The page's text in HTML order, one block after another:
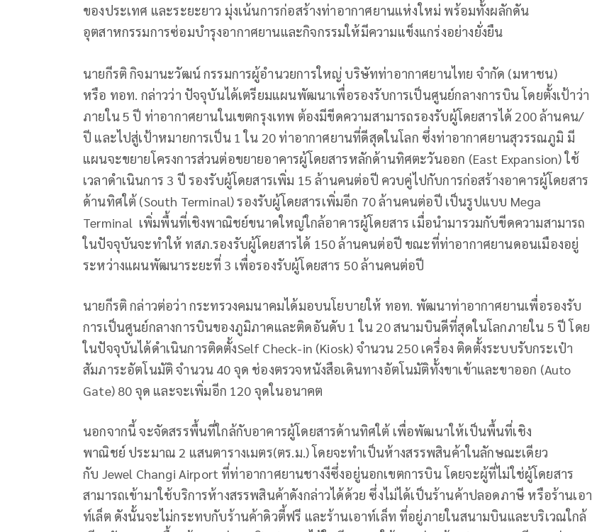
ของประเทศ และระยะยาว มุ่งเน้นการก่อสร้างท่าอากาศยานแห่งใหม่ พร้อมทั้งผลักดัน
อุตสาหกรรมการซ่อมบำรุงอากาศยานและกิจกรรมให้มีความแข็งแกร่งอย่างยั่งยืน
นายกีรติ กิจมานะวัฒน์ กรรมการผู้อำนวยการใหญ่ บริษัทท่าอากาศยานไทย จำกัด (มหาชน)
หรือ ทอท. กล่าวว่า ปัจจุบันได้เตรียมแผนพัฒนาเพื่อรองรับการเป็นศูนย์กลางการบิน โดยตั้งเป้าว่า
ภายใน 5 ปี ท่าอากาศยานในเขตกรุงเทพ ต้องมีขีดความสามารถรองรับผู้โดยสารได้ 200 ล้านคน/
ปี และไปสู่เป้าหมายการเป็น 1 ใน 20 ท่าอากาศยานที่ดีสุดในโลก ซึ่งท่าอากาศยานสุวรรณภูมิ มี
แผนจะขยายโครงการส่วนต่อขยายอาคารผู้โดยสารหลักด้านทิศตะวันออก (East Expansion) ใช้
เวลาดำเนินการ 3 ปี รองรับผู้โดยสารเพิ่ม 15 ล้านคนต่อปี ควบคู่ไปกับการก่อสร้างอาคารผู้โดยสาร
ด้านทิศใต้ (South Terminal) รองรับผู้โดยสารเพิ่มอีก 70 ล้านคนต่อปี เป็นรูปแบบ Mega
Terminal เพิ่มพื้นที่เชิงพาณิชย์ขนาดใหญ่ใกล้อาคารผู้โดยสาร เมื่อนำมารวมกับขีดความสามารถ
ในปัจจุบันจะทำให้ ทสภ.รองรับผู้โดยสารได้ 150 ล้านคนต่อปี ขณะที่ท่าอากาศยานดอนเมืองอยู่
ระหว่างแผนพัฒนาระยะที่ 3 เพื่อรองรับผู้โดยสาร 50 ล้านคนต่อปี
นายกีรติ กล่าวต่อว่า กระทรวงคมนาคมได้มอบนโยบายให้ ทอท. พัฒนาท่าอากาศยานเพื่อรองรับ
การเป็นศูนย์กลางการบินของภูมิภาคและติดอันดับ 1 ใน 20 สนามบินดีที่สุดในโลกภายใน 5 ปี โดย
ในปัจจุบันได้ดำเนินการติดตั้งSelf Check-in (Kiosk) จำนวน 250 เครื่อง ติดตั้งระบบรับกระเป๋า
สัมภาระอัตโนมัติ จำนวน 40 จุด ช่องตรวจหนังสือเดินทางอัตโนมัติทั้งขาเข้าและขาออก (Auto
Gate) 80 จุด และจะเพิ่มอีก 120 จุดในอนาคต
นอกจากนี้ จะจัดสรรพื้นที่ใกล้กับอาคารผู้โดยสารด้านทิศใต้ เพื่อพัฒนาให้เป็นพื้นที่เชิง
พาณิชย์ ประมาณ 2 แสนตารางเมตร(ตร.ม.) โดยจะทำเป็นห้างสรรพสินค้าในลักษณะเดียว
กับ Jewel Changi Airport ที่ท่าอากาศยานชางงีซึ่งอยู่นอกเขตการบิน โดยจะผู้ที่ไม่ใช่ผู้โดยสาร
สามารถเข้ามาใช้บริการห้างสรรพสินค้าดังกล่าวได้ด้วย ซึ่งไม่ได้เป็นร้านค้าปลอดภาษี หรือร้านเอา
ท์เล็ต ดังนั้นจะไม่กระทบกับร้านค้าดิวตี้ฟรี และร้านเอาท์เล็ท ที่อยู่ภายในสนามบินและบริเวณใกล้